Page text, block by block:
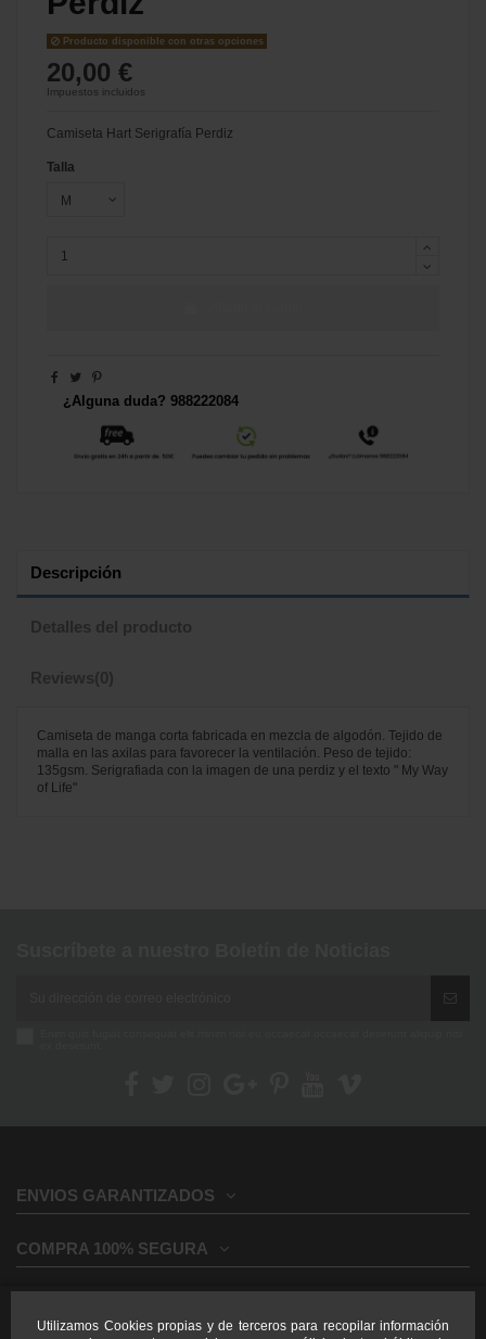
Utilizamos Cookies propias y de terceros para recopilar información
Producto disponible con otras opciones
20,00 €
Impuestos incluidos
Camiseta Hart Serigrafía Perdiz
Talla
¿Alguna duda? 988222084
Descripción
Detalles del producto
Reviews(0)
Camiseta de manga corta fabricada en mezcla de algodón. Tejido de
malla en las axilas para favorecer la ventilación. Peso de tejido:
135gsm. Serigrafiada con la imagen de una perdiz y el texto " My Way
of Life"
ENVIOS GARANTIZADOS
COMPRA 100% SEGURA